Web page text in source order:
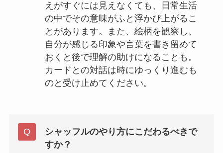
えがすぐには見えなくても、日常生活
の中でその意味がふと浮かび上がるこ
とがあります。また、絵柄を観察し、
自分が感じる印象や言葉を書き留めて
おくと後で理解の助けになることも。
カードとの対話は時にゆっくり進むも
のと受け止めてください。
シャッフルのやり方にこだわるべきで
すか？